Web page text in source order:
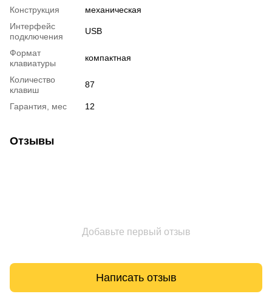
Конструкция
механическая
Интерфейс
подключения
USB
Формат
клавиатуры
компактная
Количество
клавиш
87
Гарантия, мес 12
Отзывы
Добавьте первый отзыв
Написать отзыв